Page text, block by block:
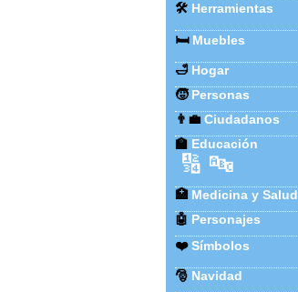
🛠️ Herramientas
🛏️ Muebles
🛁 Hogar
🧒 Personas
👨‍💼 Ciudadanos
🏫 Educación
🔢 🔤
🏥 Medicina y Salud
🤖 Personajes
❤️Símbolos
🎅 Navidad